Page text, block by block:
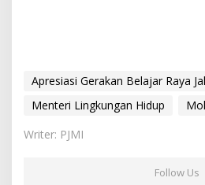
Apresiasi Gerakan Belajar Raya
Menteri Lingkungan Hidup
Writer: PJMI
Follow Us